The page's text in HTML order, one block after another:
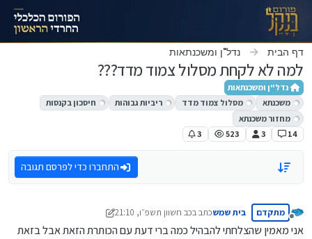
דילוג לתוכן
דף הבית נדל"ן ומשכנתאות
למה לא לקחת מסלול צמוד מדד???
נדל"ן ומשכנתאות
משכנתא
מסלול צמוד מדד ריביות גבוהות
חיסכון בקנסות
מחזור משכנתא
14
3
523
3
התחברו כדי לפרסם תגובה
מנותק
מתקדם בית שמשכתב בכב חשוון תשפ״ו, 21:10
נערך לאחרונה על ידי מונטיפיורי
אני מאמין שהצלחתי להבהיל כמה ברי דעת עם הכותרת הזאת אבל בזאת